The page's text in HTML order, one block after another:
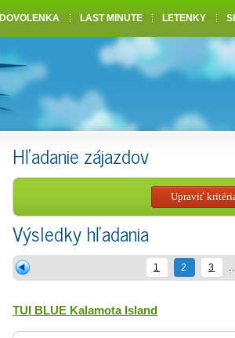
Hľadanie zájazdov
Výsledky hľadania
1 2 3
TUI BLUE Kalamota Island
DOVOLENKA LAST MINUTE LETENKY